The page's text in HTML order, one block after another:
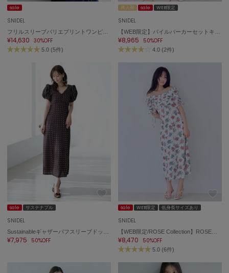
ミラオーウェン
MOIGE
モワージュ
MUCHA
NEW Balance
ニューバランス
ヌル
sale
SNIDEL
¥14,630 30%OFF
5.0 (5件)
再入荷 sale WEB限定
SNIDEL
¥8,965 50%OFF
4.0 (2件)
sale サステナブル
SNIDEL
¥7,975 50%OFF
sale WEB限定 低身長サイズあり
SNIDEL
【WEB限定/ROSE Collection】ROSEプリントワンピース
¥8,470 50%OFF
5.0 (6件)